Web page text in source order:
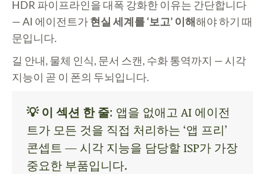
HDR 파이프라인을 대폭 강화한 이유는 간단합니다
— AI 에이전트가현실 세계를 ‘보고’ 이해해야 하기 때
문입니다.
길 안내, 물체 인식, 문서 스캔, 수화 통역까지 — 시각
지능이 곧 이 폰의 두뇌입니다.
💡 이 섹션 한 줄: 앱을 없애고 AI 에이전
트가 모든 것을 직접 처리하는 ‘앱 프리’
콘셉트 — 시각 지능을 담당할 ISP가 가장
중요한 부품입니다.